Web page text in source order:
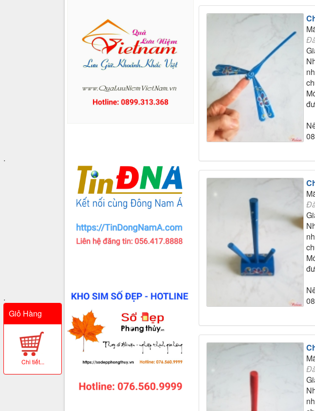
.
.
Giỏ Hàng
Chi tiết...